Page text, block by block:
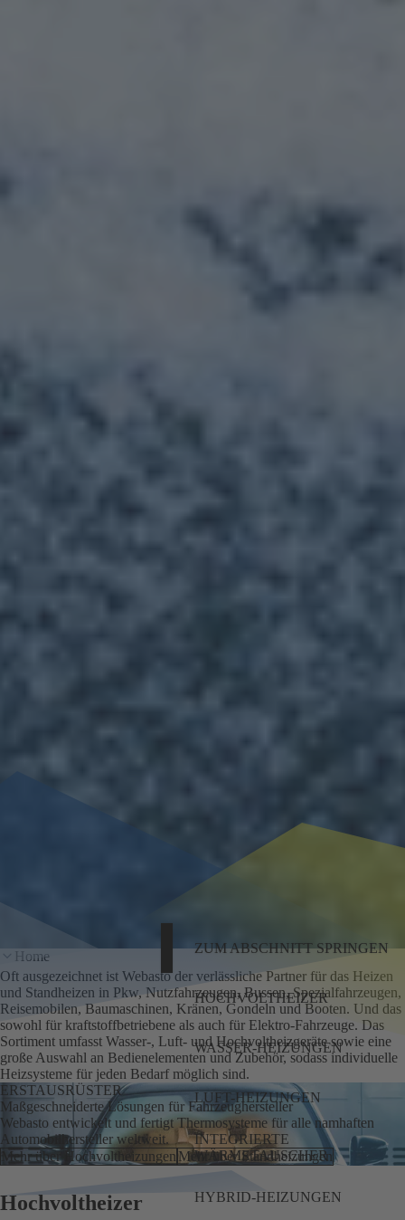
ZUM ABSCHNITT SPRINGEN
HOCHVOLTHEIZER
WASSER-HEIZUNGEN
LUFT-HEIZUNGEN
INTEGRIERTE
WÄRMETAUSCHER
HYBRID-HEIZUNGEN
Home
Oft ausgezeichnet ist Webasto der verlässliche Partner für das Heizen
und Standheizen in Pkw, Nutzfahrzeugen, Bussen, Spezialfahrzeugen,
Reisemobilen, Baumaschinen, Kränen, Gondeln und Booten. Und das
sowohl für kraftstoffbetriebene als auch für Elektro-Fahrzeuge. Das
Sortiment umfasst Wasser-, Luft- und Hochvoltheizgeräte sowie eine
große Auswahl an Bedienelementen und Zubehör, sodass individuelle
Heizsysteme für jeden Bedarf möglich sind.
ERSTAUSRÜSTER
Maßgeschneiderte Lösungen für Fahrzeughersteller
Webasto entwickelt und fertigt Thermosysteme für alle namhaften
Automobilhersteller weltweit.
Mehr über Hochvoltheizungen Mehr über Standheizungen
Hochvoltheizer